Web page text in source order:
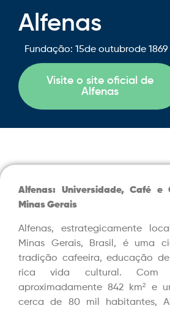
Alfenas
Fundação: 15de outubrode 1869
Visite o site oficial de
Alfenas
Alfenas: Universidade, Café e
Minas Gerais
Alfenas, estrategicamente
Minas Gerais, Brasil, é uma
tradição cafeeira, educação
rica vida cultural.
aproximadamente 842 km² e
cerca de 80 mil habitantes,